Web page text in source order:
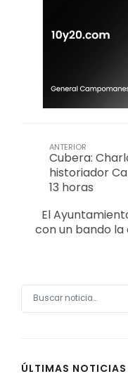
ANTERIOR
Cubera:
historiador
13 horas
El
con un bando la
ÚLTIMAS NOTICIAS